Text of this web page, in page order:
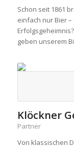
Schon seit 1861
einfach nur Bier
geben unserem
Klöckner
Partner
Von klassischen